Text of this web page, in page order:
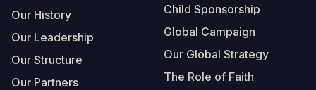
Our History
Our Leadership
Our Structure
Our Partners
Child Sponsorship
Global Campaign
Our Global Strategy
The Role of Faith